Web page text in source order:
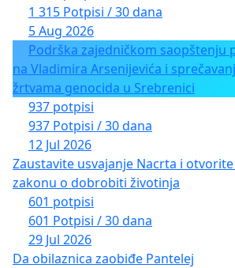
1 315 Potpisi / 30 dana
5 Aug 2026
Podrška zajedničkom saopštenju
na Vladimira Arsenijevića i
žrtvama genocida u Srebrenici
937 potpisi
937 Potpisi / 30 dana
12 Jul 2026
Zaustavite usvajanje Nacrta i
zakonu o dobrobiti životinja
601 potpisi
601 Potpisi / 30 dana
29 Jul 2026
Da obilaznica zaobiđe Pantelej